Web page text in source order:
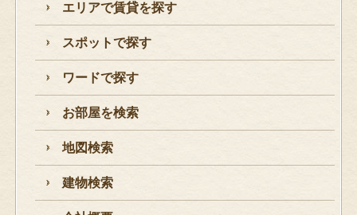
エリアで賃貸を探す
スポットで探す
ワードで探す
お部屋を検索
地図検索
建物検索